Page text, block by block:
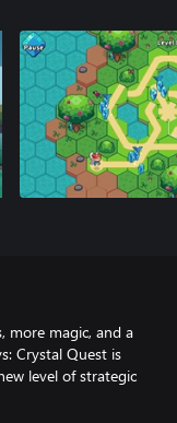
more magic, and a
Crystal Quest is
level of strategic